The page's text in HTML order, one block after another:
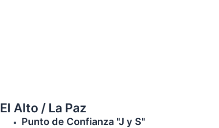
El Alto / La Paz
Punto de Confianza "J y S"